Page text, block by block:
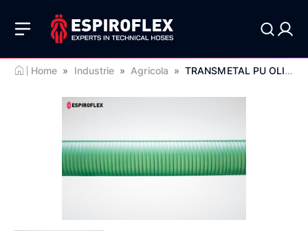
Home » Industrie » Agricola » TRANSMETAL PU OLIVE OIL